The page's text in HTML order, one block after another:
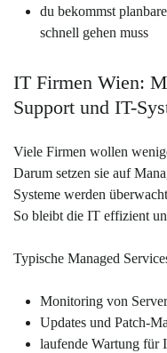
du bekommst
schnell gehen muss
IT Firmen Wien:
Support und IT-
Viele Firmen wollen
Darum setzen sie auf
Systeme werden
So bleibt die IT effizient
Typische Managed
Monitoring von
Updates und Patch-
laufende Wartung für